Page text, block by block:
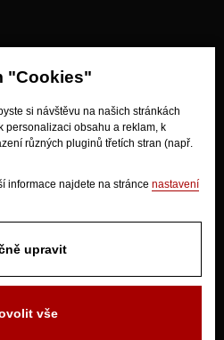
"Cookies"
si návštěvu na našich stránkách
personalizaci obsahu a reklam, k
různých pluginů třetích stran (např.
informace najdete na stránce nastavení
upravit
vše